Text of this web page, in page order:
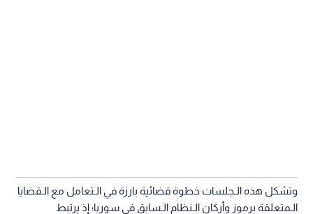
وتشكل هذه الـجلسات خطوة قضائية بارزة في الـتعامل مع الـقضايا
الـمتعلقة برموز وأركان الـنظام الـسابق في سوريا؛ إذ يرتبط